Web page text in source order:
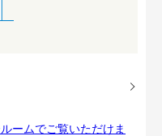
ームでご覧いただけま